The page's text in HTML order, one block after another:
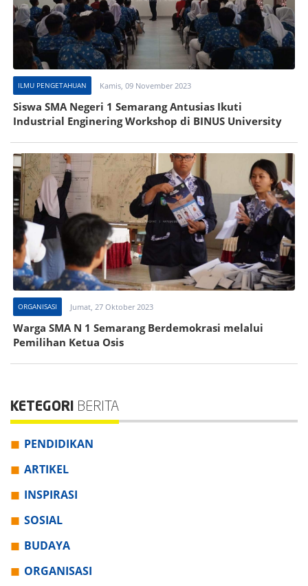
ILMU PENGETAHUAN Kamis, 09 November 2023
Siswa SMA Negeri 1 Semarang Antusias Ikuti
Industrial Enginering Workshop di BINUS University
ORGANISASI Jumat, 27 Oktober 2023
Warga SMA N 1 Semarang Berdemokrasi melalui
Pemilihan Ketua Osis
KETEGORI BERITA
PENDIDIKAN
ARTIKEL
INSPIRASI
SOSIAL
BUDAYA
ORGANISASI